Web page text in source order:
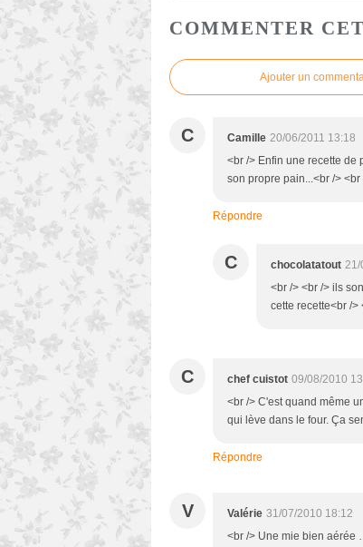
COMMENTER
Ajouter un
C Camille 20/06/2011 13:18
<br /> Enfin une recette de
son propre pain...<br />
Répondre
C chocolatatout 21/
<br /> <br /> ils
cette recette<br />
C chef cuistot 09/08/2010
<br /> C'est quand même
qui lève dans le four. Ça
Répondre
V Valérie 31/07/2010 18:12
<br /> Une mie bien aérée